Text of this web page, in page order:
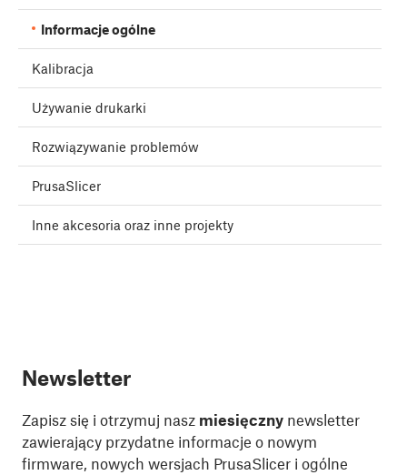
Informacje ogólne
Kalibracja
Używanie drukarki
Rozwiązywanie problemów
PrusaSlicer
Inne akcesoria oraz inne projekty
Newsletter
Zapisz się i otrzymuj nasz miesięczny newsletter
zawierający przydatne informacje o nowym
firmware, nowych wersjach PrusaSlicer i ogólne